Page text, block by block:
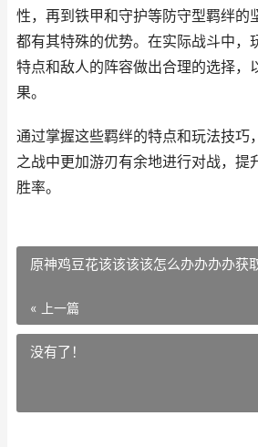
性，再到铁甲和守护等防守型羁绊的
都有其特殊的优势。在实际战斗中，
特点和敌人的阵容做出合理的选择，
果。
通过掌握这些羁绊的特点和玩法技巧
之战中更加游刃有余地进行对战，提
胜率。
原神鸡豆花该该该该怎么办办办办获
« 上一篇
没有了！